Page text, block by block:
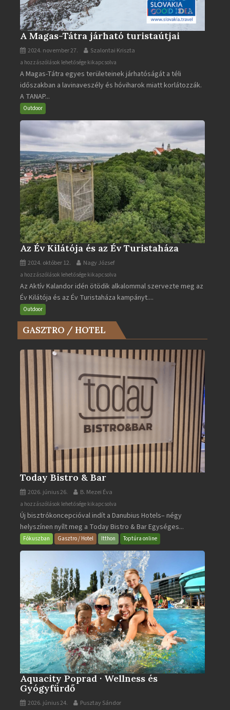
A Magas-Tátra járható turistaútjai
2024. november 27. Szalontai Kriszta
A
Magas-
Tátra
járható
turistaútjai
a hozzászólások lehetősége kikapcsolva
A Magas-Tátra egyes területeinek járhatóságát a téli
időszakban a lavinaveszély és hóviharok miatt korlátozzák.
A TANAP...
Outdoor
Az Év Kilátója és az Év Turistaháza
2024. október 12. Nagy József
Az
Év
Kilátója
és
az
Év
bejegyzéshez
a hozzászólások lehetősége kikapcsolva
Az Aktív Kalandor idén ötödik alkalommal szervezte meg az
Év Kilátója és az Év Turistaháza kampányt....
Outdoor
GASZTRO / HOTEL
Today Bistro & Bar
2026. június 26. B. Mezei Éva
Today
Bistro
&
Bar
bejegyzéshez
a hozzászólások lehetősége kikapcsolva
Új bisztrókoncepcióval indít a Danubius Hotels– négy
helyszínen nyílt meg a Today Bistro & Bar Egységes...
Fókuszban Gasztro / Hotel Itthon Toptúra online
Aquacity Poprad · Wellness és
Gyógyfürdő
2026. június 24. Pusztay Sándor